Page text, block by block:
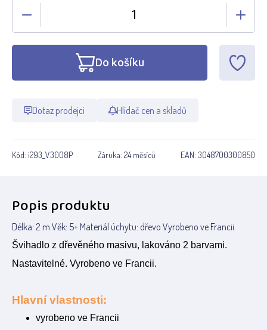
Do košíku
Dotaz prodejci Hlídač cen a skladů
Kód: i293_V3008P Záruka: 24 měsíců EAN: 3048700300850
Popis produktu
Délka: 2 m Věk: 5+ Materiál úchytu: dřevo Vyrobeno ve Francii
Švihadlo z dřevěného masivu, lakováno 2 barvami.
Nastavitelné. Vyrobeno ve Francii.
Hlavní vlastnosti:
vyrobeno ve Francii